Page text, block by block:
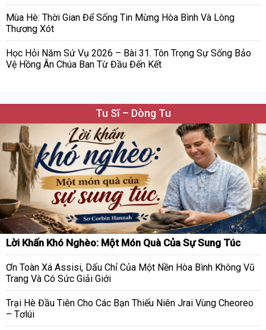
Mùa Hè: Thời Gian Để Sống Tin Mừng Hòa Bình Và Lòng
Thương Xót
Học Hỏi Năm Sứ Vụ 2026 – Bài 31. Tôn Trọng Sự Sống Bảo
Vệ Hồng Ân Chúa Ban Từ Đầu Đến Kết
Tu Sĩ – Dòng Tu
Lời Khấn Khó Nghèo: Một Món Quà Của Sự Sung Túc
Ơn Toàn Xá Assisi, Dấu Chỉ Của Một Nền Hòa Bình Không Vũ
Trang Và Có Sức Giải Giới
Trại Hè Đầu Tiên Cho Các Bạn Thiếu Niên Jrai Vùng Cheoreo
– Tơlúi